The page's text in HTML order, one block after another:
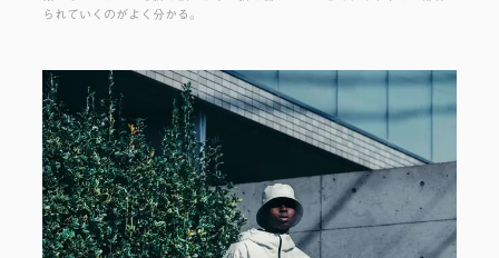
られていくのがよく分かる。